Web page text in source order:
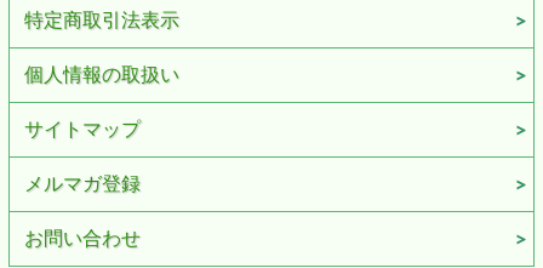
特定商取引法表示
個人情報の取扱い
サイトマップ
メルマガ登録
お問い合わせ